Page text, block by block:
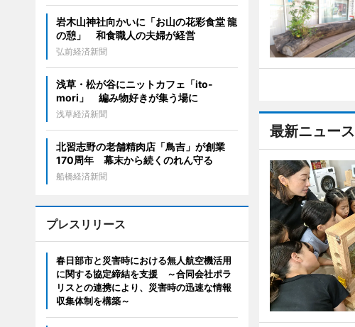
最新ニュース
岩木山神社向かいに「お山の花彩食堂 龍
の憩」 和食職人の夫婦が経営
弘前経済新聞
浅草・松が谷にニットカフェ「ito-
mori」 編み物好きが集う場に
浅草経済新聞
北習志野の老舗精肉店「鳥吉」が創業
170周年 幕末から続くのれん守る
船橋経済新聞
プレスリリース
春日部市と災害時における無人航空機活用
に関する協定締結を支援 ～合同会社ポラ
リスとの連携により、災害時の迅速な情報
収集体制を構築～